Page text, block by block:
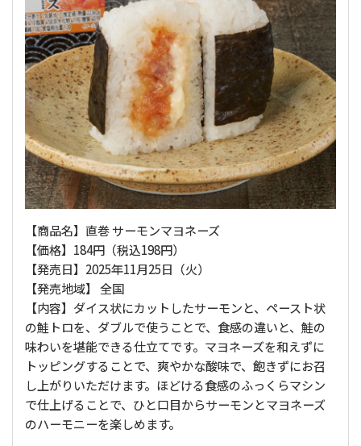
【商品名】直巻 サーモンマヨネーズ
【価格】184円（税込198円）
【発売日】2025年11月25日（火）
【発売地域】 全国
【内容】ダイス状にカットしたサーモンと、ペースト状
の鮭トロを、ダブルで使うことで、食感の違いと、鮭の
味わいを堪能できる仕立てです。マヨネーズを和えずに
トッピングすることで、爽やかな酸味で、飽きずにお召
し上がりいただけます。ほどける食感のふっくらマシン
で仕上げることで、ひと口目からサーモンとマヨネーズ
のハーモニーを楽しめます。